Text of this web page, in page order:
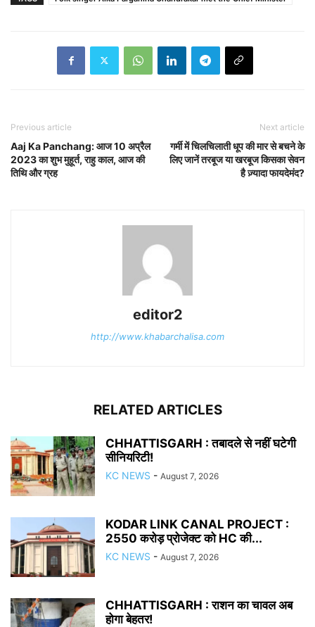
Previous article
Aaj Ka Panchang: आज 10 अप्रैल
2023 का शुभ मुहूर्त, राहु काल, आज की
तिथि और ग्रह
Next article
गर्मी में चिलचिलाती धूप की मार से बचने के
लिए जानें तरबूज या खरबूज किसका सेवन
है ज़्यादा फायदेमंद?
editor2
http://www.khabarchalisa.com
RELATED ARTICLES
CHHATTISGARH : तबादले से नहीं घटेगी
सीनियरिटी!
KC NEWS - August 7, 2026
KODAR LINK CANAL PROJECT :
2550 करोड़ प्रोजेक्ट को HC की...
KC NEWS - August 7, 2026
CHHATTISGARH : राशन का चावल अब
होगा बेहतर!